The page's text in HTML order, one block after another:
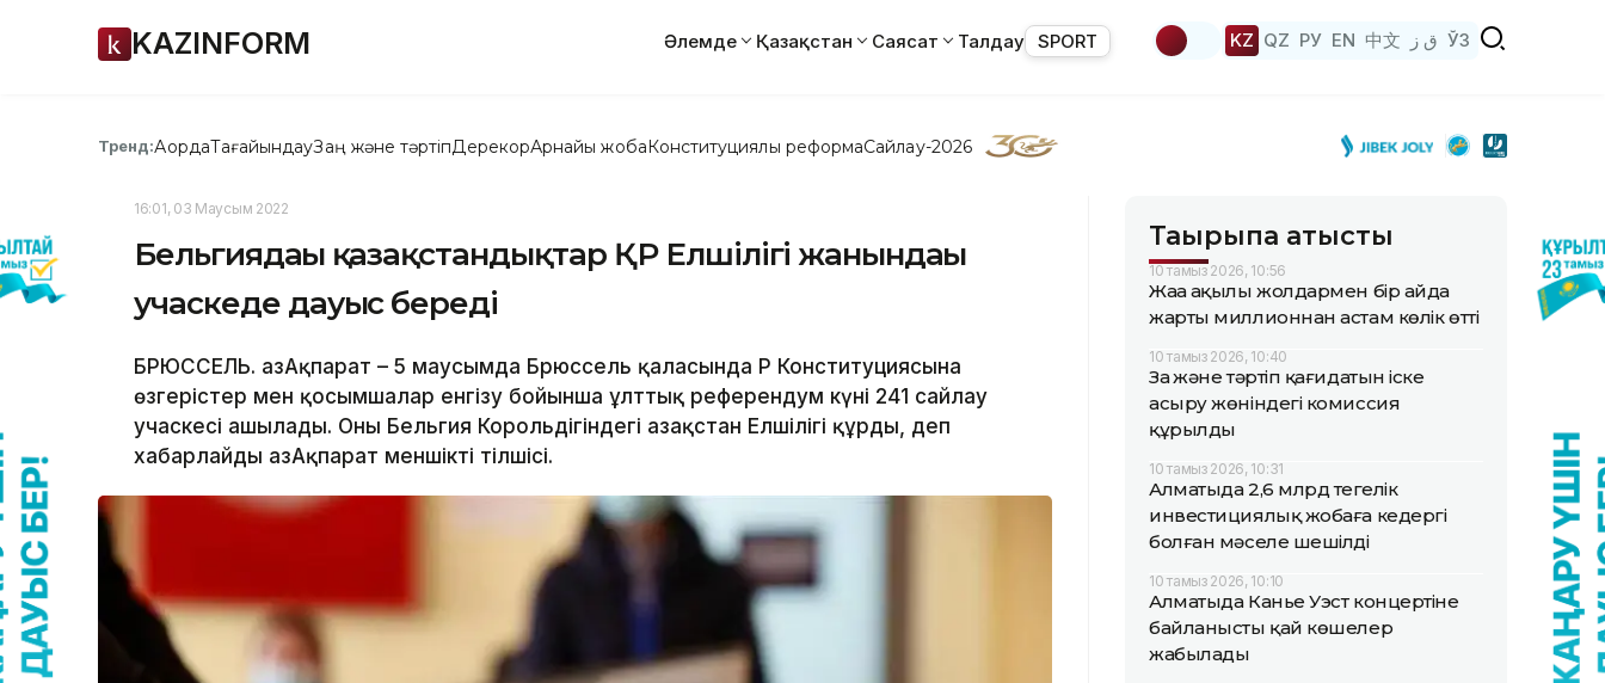
KAZINFORM Әлемде Қазақстан Саясат Талдау SPORT KZ QZ РУ EN 中文 ق ز ЎЗ
Тренд:АқордаТағайындауЗаң және тәртіпДерекқорАрнайы жобаКонституциялық реформаСайлау-2026
16:01, 03 Маусым 2022
Бельгиядағы қазақстандықтар ҚР Елшілігі жанындағы
учаскеде дауыс береді
БРЮССЕЛЬ. ҚазАқпарат – 5 маусымда Брюссель қаласында ҚР Конституциясына
өзгерістер мен қосымшалар енгізу бойынша ұлттық референдум күні 241 сайлау
учаскесі ашылады. Оны Бельгия Корольдігіндегі Қазақстан Елшілігі құрды, деп
хабарлайды ҚазАқпарат меншікті тілшісі.
Тақырыпқа қатысты
10 тамыз 2026, 10:56
Жаңа ақылы жолдармен бір айда
жарты миллионнан астам көлік өтті
10 тамыз 2026, 10:40
Заң және тәртіп қағидатын іске
асыру жөніндегі комиссия
құрылды
10 тамыз 2026, 10:31
Алматыда 2,6 млрд теңгелік
инвестициялық жобаға кедергі
болған мәселе шешілді
10 тамыз 2026, 10:10
Алматыда Канье Уэст концертіне
байланысты қай көшелер
жабылады